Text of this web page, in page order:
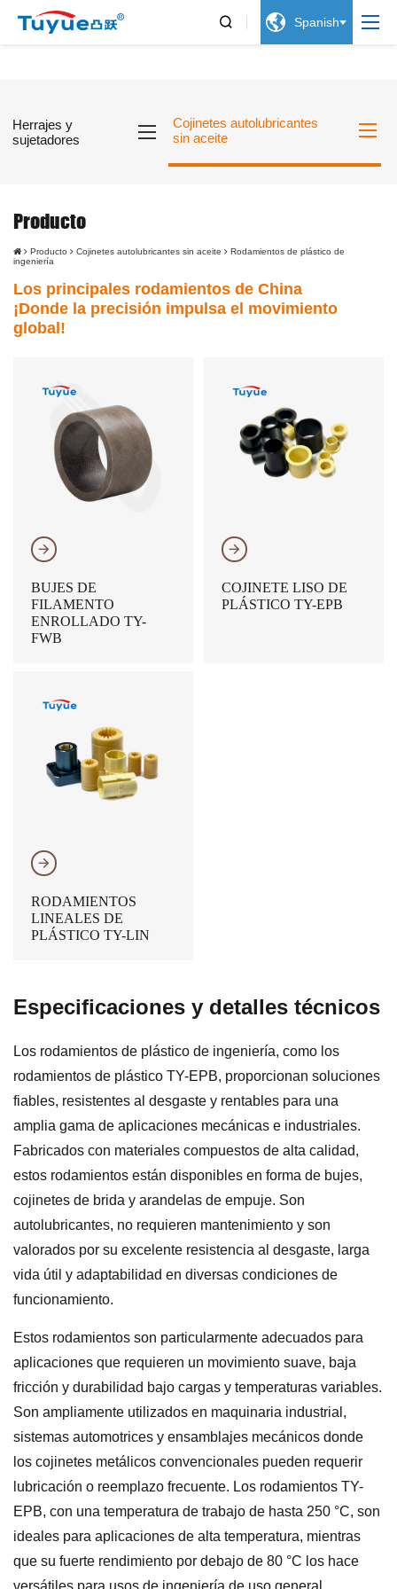
  Spanish
Herrajes y
sujetadores
Cojinetes autolubricantes
sin aceite
Producto
Producto Cojinetes autolubricantes sin aceite
Rodamientos de plástico de
ingeniería
Los principales rodamientos de China
¡Donde la precisión impulsa el movimiento
global!
𐃔
BUJES DE
FILAMENTO
ENROLLADO TY-
FWB
𐃔
COJINETE LISO DE
PLÁSTICO TY-EPB
𐃔
RODAMIENTOS
LINEALES DE
PLÁSTICO TY-LIN
Especificaciones y detalles técnicos
Los rodamientos de plástico de ingeniería, como los
rodamientos de plástico TY-EPB, proporcionan soluciones
fiables, resistentes al desgaste y rentables para una
amplia gama de aplicaciones mecánicas e industriales.
Fabricados con materiales compuestos de alta calidad,
estos rodamientos están disponibles en forma de bujes,
cojinetes de brida y arandelas de empuje. Son
autolubricantes, no requieren mantenimiento y son
valorados por su excelente resistencia al desgaste, larga
vida útil y adaptabilidad en diversas condiciones de
funcionamiento.
Estos rodamientos son particularmente adecuados para
aplicaciones que requieren un movimiento suave, baja
fricción y durabilidad bajo cargas y temperaturas variables.
Son ampliamente utilizados en maquinaria industrial,
sistemas automotrices y ensamblajes mecánicos donde
los cojinetes metálicos convencionales pueden requerir
lubricación o reemplazo frecuente. Los rodamientos TY-
EPB, con una temperatura de trabajo de hasta 250 °C, son
ideales para aplicaciones de alta temperatura, mientras
que su fuerte rendimiento por debajo de 80 °C los hace
versátiles para usos de ingeniería de uso general.